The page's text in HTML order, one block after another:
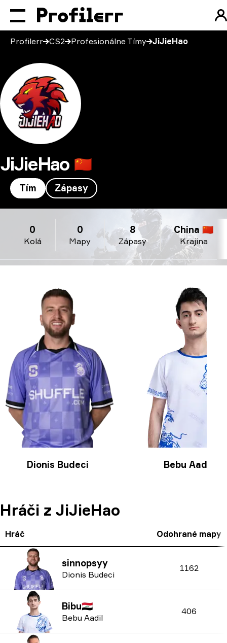
Profilerr CS2 Profesionálne Tímy JiJieHao
JiJieHao 🇨🇳
Tím Zápasy
Kolá
0
Mapy
0
Zápasy
8
Krajina
China 🇨🇳
Dionis Budeci Bebu Aadil
Hráči z JiJieHao
Hráč Odohrané mapy
sinnopsyy
Dionis Budeci
1162
Bibu🇮🇶
Bebu Aadil
406